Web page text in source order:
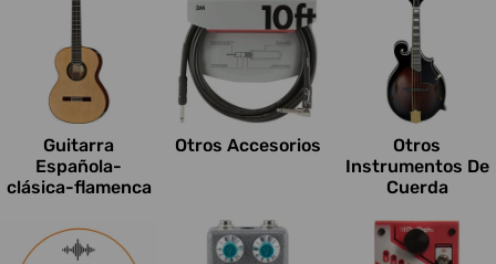
Guitarra
Española-
clásica-flamenca
Otros Accesorios
Otros
Instrumentos De
Cuerda